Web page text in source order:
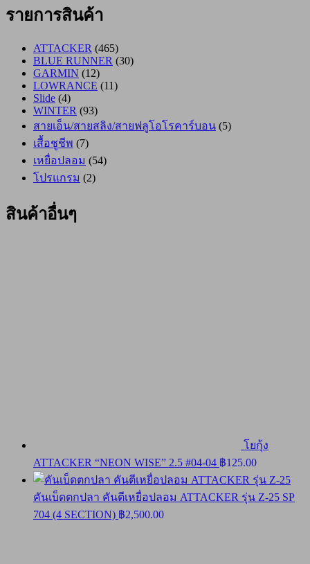
รายการสินค้า
ATTACKER (465)
BLUE RUNNER (30)
GARMIN (12)
LOWRANCE (11)
Slide (4)
WINTER (93)
สายเอ็น/สายสลิง/สายฟลูโอโรคาร์บอน (5)
เสื้อชูชีพ (7)
เหยื่อปลอม (54)
โปรแกรม (2)
สินค้าอื่นๆ
โยกุ้ง
ATTACKER “NEON WISE” 2.5 #04-04 ฿125.00
คันเบ็ดตกปลา คันตีเหยื่อปลอม ATTACKER รุ่น Z-25 SP
704 (4 SECTION) ฿2,500.00